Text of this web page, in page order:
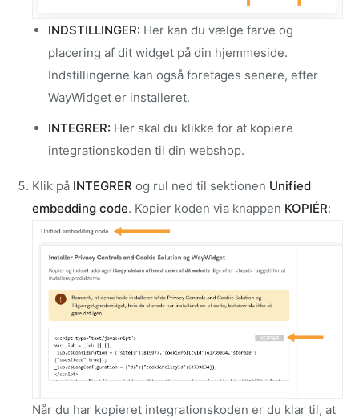
INDSTILLINGER: Her kan du vælge farve og
placering af dit widget på din hjemmeside.
Indstillingerne kan også foretages senere, efter
WayWidget er installeret.
INTEGRER: Her skal du klikke for at kopiere
integrationskoden til din webshop.
Klik på INTEGRER og rul ned til sektionen Unified
embedding code. Kopier koden via knappen KOPIÉR:
Når du har kopieret integrationskoden er du klar til, at